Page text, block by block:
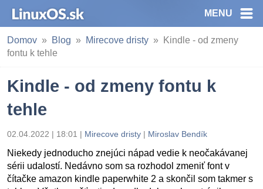
MENU
Domov Blog Mirecove dristy
Kindle - od zmeny
fontu k tehle
Kindle - od zmeny fontu k
tehle
02.04.2022 | 18:01 | Mirecove dristy | Miroslav Bendík
Niekedy jednoducho znejúci nápad vedie k neočakávanej
sérii udalostí. Nedávno som sa rozhodol zmeniť font v
čítačke amazon kindle paperwhite 2 a skončil som takmer s